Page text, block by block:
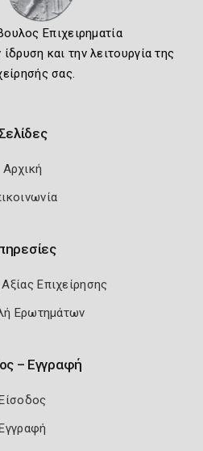
Επιχειρηματία
και την λειτουργία της
σας.
Αρχική
Επιχείρησης
Ερωτημάτων
– Εγγραφή